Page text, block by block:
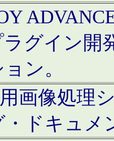
グイン開
ン。
画像処理
・ドキュメ